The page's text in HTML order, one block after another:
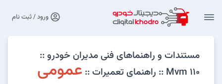
ورود / ثبت نام
مستندات و راهنماهای فنی مدیران خودرو ::
Mvm 110 :: راهنمای تعمیرات ::
عمومی